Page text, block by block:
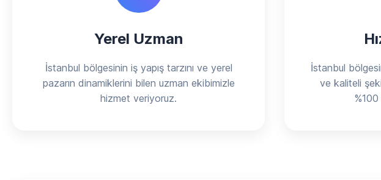
Yerel Uzman
İstanbul bölgesinin iş yapış tarzını ve yerel
pazarın dinamiklerini bilen uzman ekibimizle
hizmet veriyoruz.
İstanbul
ve kaliteli
%100